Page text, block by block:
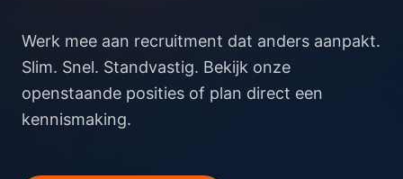
Werk mee aan recruitment dat anders aanpakt.
Slim. Snel. Standvastig. Bekijk onze
openstaande posities of plan direct een
kennismaking.